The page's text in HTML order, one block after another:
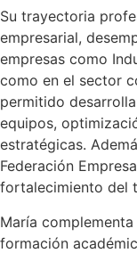
Su trayectoria
empresarial,
empresas como
como en el sector
permitido
equipos,
estratégicas.
Federación
fortalecimiento del
María
formación